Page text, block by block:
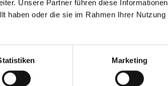
Unsere Partner führen diese Informationen
haben oder die sie im Rahmen Ihrer Nutzung
Marketing